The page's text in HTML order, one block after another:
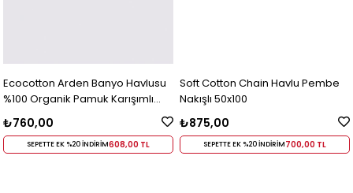
Ecocotton Arden Banyo Havlusu
%100 Organik Pamuk Karışımlı
Kenevir Havlu Bej 80x150 Cm Bej
₺760,00
SEPETTE EK %20 İNDİRİM608,00 TL
Soft Cotton Chain Havlu Pembe
Nakışlı 50x100
₺875,00
SEPETTE EK %20 İNDİRİM700,00 TL